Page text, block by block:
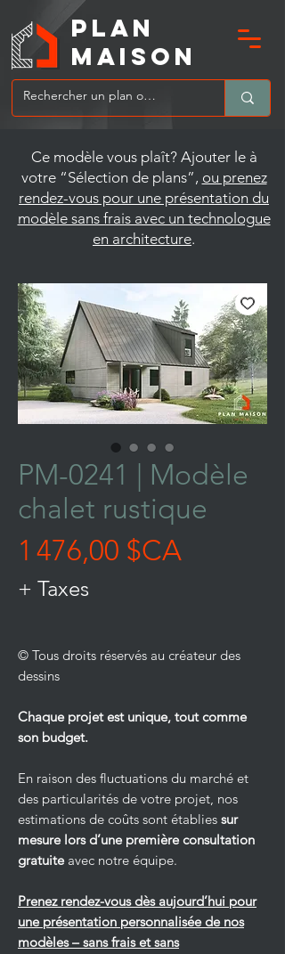
MAIsoN
PLAN
Ce modèle vous plaît? Ajouter le à
votre “Sélection de plans”, ou prenez
rendez-vous pour une présentation du
modèle sans frais avec un technologue
en architecture.
PM-0241 | Modèle
chalet rustique
1 476,00 $CAPrix
+ Taxes
© Tous droits réservés au créateur des
dessins
Chaque projet est unique, tout comme
son budget.
En raison des fluctuations du marché et
des particularités de votre projet, nos
estimations de coûts sont établies sur
mesure lors d’une première consultation
gratuiteavec notre équipe.
Prenez rendez-vous dès aujourd’hui pour
une présentation personnalisée de nos
modèles – sans frais et sans